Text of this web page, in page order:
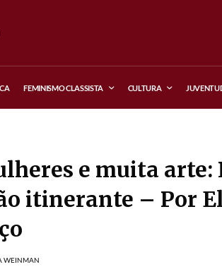
FEMINISMO CLASSISTA CULTURA
e muita arte:
itinerante – Por
WEINMAN